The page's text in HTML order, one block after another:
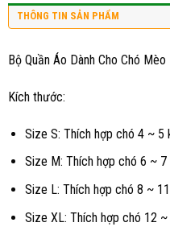
THÔNG TIN SẢN PHẨM
Bộ Quần Áo Dành Cho Chó
Kích thước:
Size S: Thích hợp chó 4 ~ 5
Size M: Thích hợp chó 6 ~ 7
Size L: Thích hợp chó 8 ~
Size XL: Thích hợp chó 12